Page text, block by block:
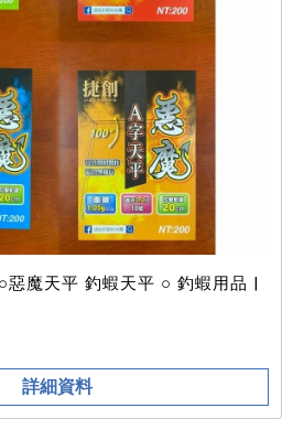
魔天平 釣蝦天平 ○ 釣蝦用品 |
詳細資料